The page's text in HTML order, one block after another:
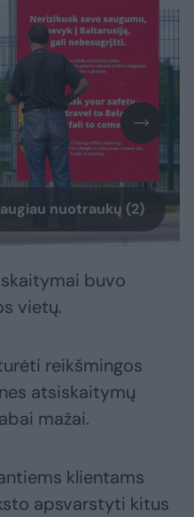
nuotraukų (2)
buvo
vietų.
reikšmingos
atsiskaitymų
mažai.
klientams
apsvarstyti kitus